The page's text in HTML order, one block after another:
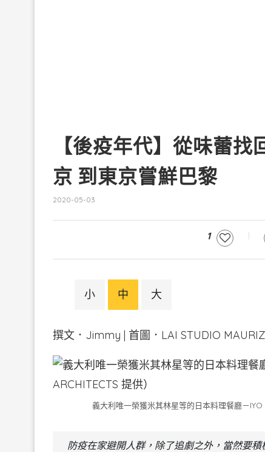
【後疫年代】從味蕾
京 到東京嘗鮮巴黎
2020-05-03
1
小 中 大
撰文．Jimmy | 首圖．LAI STUDIO
義大利唯一榮獲米其林星等的日本料理餐廳－IYO
防疫在家避開人群，除了追劇之外，當然要